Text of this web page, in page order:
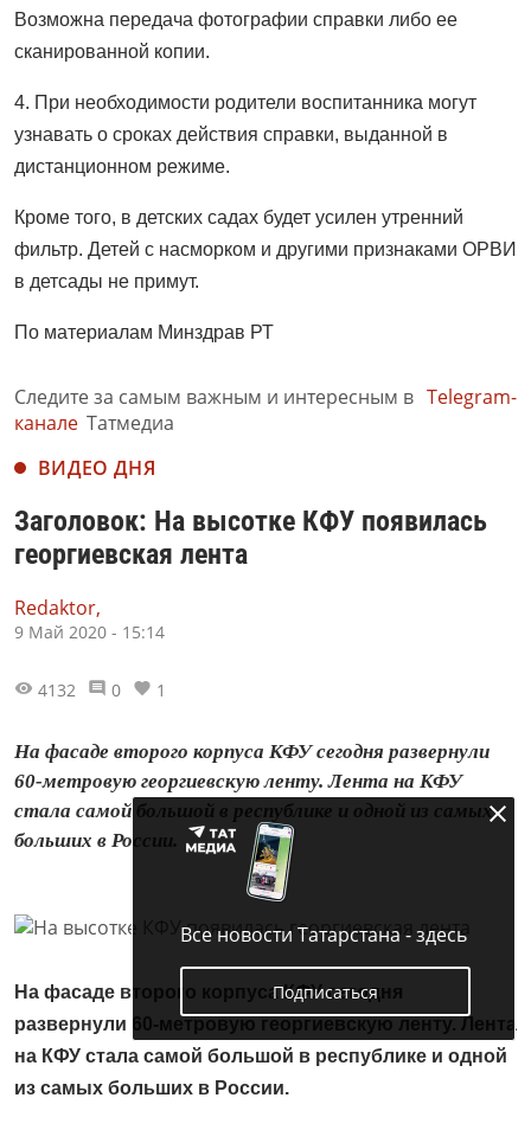
Возможна передача фотографии справки либо ее
сканированной копии.
4. При необходимости родители воспитанника могут
узнавать о сроках действия справки, выданной в
дистанционном режиме.
Кроме того, в детских садах будет усилен утренний
фильтр. Детей с насморком и другими признаками ОРВИ
в детсады не примут.
По материалам Минздрав РТ
Следите за самым важным и интересным в Telegram-
канале Татмедиа
ВИДЕО ДНЯ
Заголовок: На высотке КФУ появилась
георгиевская лента
Redaktor,
9 Май 2020 - 15:14
4132 0 1
На фасаде второго корпуса КФУ сегодня развернули
60-метровую георгиевскую ленту. Лента на КФУ
стала самой большой в республике и одной из самых
больших в России.
На фасаде второго корпуса КФУ сегодня
развернули 60-метровую георгиевскую ленту. Лента
на КФУ стала самой большой в республике и одной
из самых больших в России.
Все новости Татарстана - здесь
Подписаться